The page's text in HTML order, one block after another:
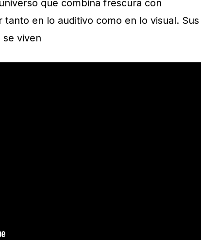
que combina frescura con
tanto en lo auditivo como en lo visual. Sus
se viven